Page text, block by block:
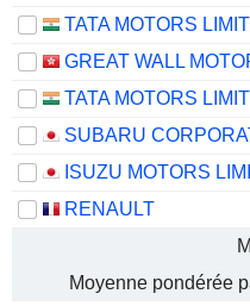
TATA MOTORS
TATA MOTORS
SUBARU
ISUZU MOTORS
RENAULT
Moyenne pondérée